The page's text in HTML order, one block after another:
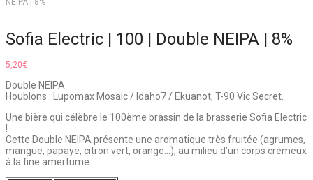
NEIPA | 8%
Sofia Electric | 100 | Double NEIPA | 8%
5,20€
Double NEIPA
Houblons : Lupomax Mosaic / Idaho7 / Ekuanot, T-90 Vic Secret.
Une bière qui célèbre le 100ème brassin de la brasserie Sofia Electric
!
Cette Double NEIPA présente une aromatique très fruitée (agrumes,
mangue, papaye, citron vert, orange…), au milieu d’un corps crémeux
à la fine amertume.